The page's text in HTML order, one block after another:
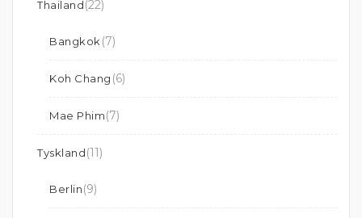
Thailand(22)
Bangkok (7)
Koh Chang (6)
Mae Phim(7)
Tyskland(11)
Berlin(9)